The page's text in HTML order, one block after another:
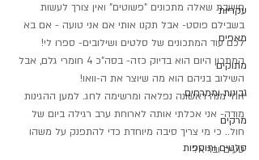
עקריות
מאפים
מתוקים
גבינות וממרחים
מרקים
סלטים ותוספות
חושבת שאלה מתכונים "פשוטים" ואין צורך לעשות
בשבילם פוסט- אבל תקנו אותי אם אני טועה - אם בא
לכם עוד המתכונים של סלטים ושילובים- ספרו לי!
המתכון היום הוא בדיוק כזה- בסה"כ 4 חומרי גלם, אבל
השילוב בניהם הוא מה שיוצר את ה-וואו!
זוהי מנה ראשונה נפלאה ומרשימה לחג. למען ההגינות
מודה- אני אכלתי אותה לארוחת ערב רגילה ביום של
חול.. כי מי צריך סיבה מיוחדת כדי להתפנק על משהו
טעים ובריא?